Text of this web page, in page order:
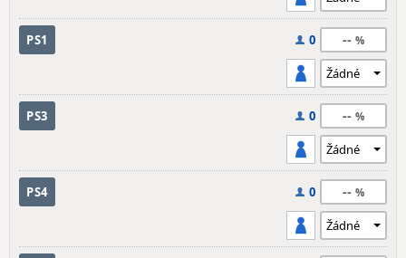
PS1 0 --
PS3 0 --
PS4 0 --